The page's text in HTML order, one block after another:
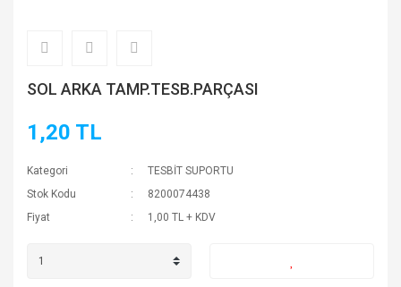
SOL ARKA TAMP.TESB.PARÇASI
1,20 TL
Kategori
TESBİT SUPORTU
Stok Kodu
8200074438
Fiyat
1,00 TL + KDV